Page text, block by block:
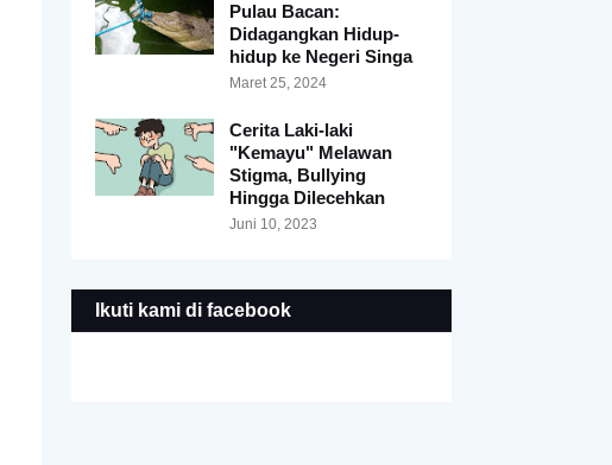
Pulau Bacan:
Didagangkan Hidup-
hidup ke Negeri Singa
Maret 25, 2024
Cerita Laki-laki
"Kemayu" Melawan
Stigma, Bullying
Hingga Dilecehkan
Juni 10, 2023
Ikuti kami di facebook